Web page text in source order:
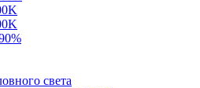
света